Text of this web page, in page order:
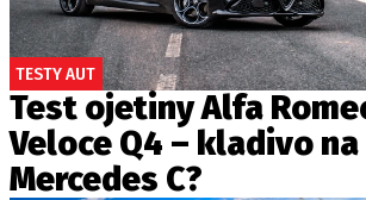
TESTY AUT
Test ojetiny Alfa
Veloce Q4 – kladivo na
Mercedes C?